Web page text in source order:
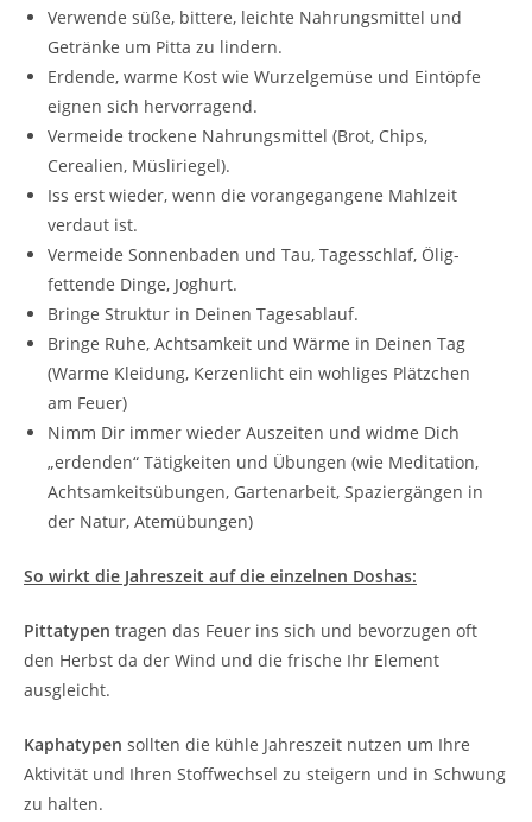
Verwende süße, bittere, leichte Nahrungsmittel und
Getränke um Pitta zu lindern.
Erdende, warme Kost wie Wurzelgemüse und Eintöpfe
eignen sich hervorragend.
Vermeide trockene Nahrungsmittel (Brot, Chips,
Cerealien, Müsliriegel).
Iss erst wieder, wenn die vorangegangene Mahlzeit
verdaut ist.
Vermeide Sonnenbaden und Tau, Tagesschlaf, Ölig-
fettende Dinge, Joghurt.
Bringe Struktur in Deinen Tagesablauf.
Bringe Ruhe, Achtsamkeit und Wärme in Deinen Tag
(Warme Kleidung, Kerzenlicht ein wohliges Plätzchen
am Feuer)
Nimm Dir immer wieder Auszeiten und widme Dich
„erdenden“ Tätigkeiten und Übungen (wie Meditation,
Achtsamkeitsübungen, Gartenarbeit, Spaziergängen in
der Natur, Atemübungen)
So wirkt die Jahreszeit auf die einzelnen Doshas:
Pittatypen tragen das Feuer ins sich und bevorzugen oft
den Herbst da der Wind und die frische Ihr Element
ausgleicht.
Kaphatypen sollten die kühle Jahreszeit nutzen um Ihre
Aktivität und Ihren Stoffwechsel zu steigern und in Schwung
zu halten.